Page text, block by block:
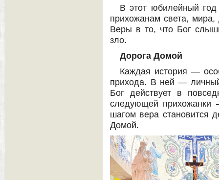
В этот юбилейный
прихожанам света,
Веры в то, что Бог
зло.
Дорога Домой
Каждая история —
прихода. В ней —
Бог действует в
следующей
шагом вера становится
Домой.